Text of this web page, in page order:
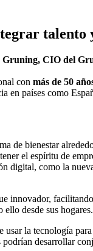
talento
Gruning, CIO del
con más de 50
en países como
de bienestar
el espíritu de
digital, como la
desde sus
la tecnología
desarrollar